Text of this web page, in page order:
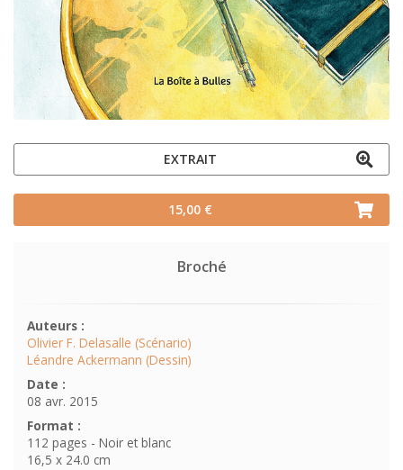
EXTRAIT
15,00 €
Broché
Auteurs :
Olivier F. Delasalle (Scénario)
Léandre Ackermann (Dessin)
Date :
08 avr. 2015
Format :
112 pages - Noir et blanc
16,5 x 24.0 cm